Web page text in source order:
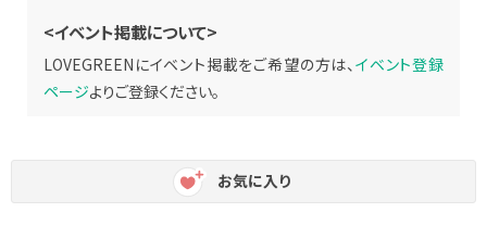
<イベント掲載について>
LOVEGREENにイベント掲載をご希望の方は、 イベント登録
ページよりご登録ください。
お気に入り